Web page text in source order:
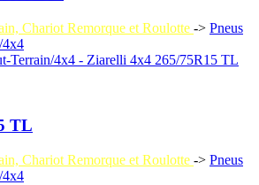
Chariot Remorque et Roulotte -> Pneus
4x4
TL
Chariot Remorque et Roulotte -> Pneus
4x4